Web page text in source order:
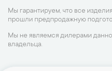
Мы гарантируем, что все
прошли предпродажную
Мы не являемся дилерами
владельца.